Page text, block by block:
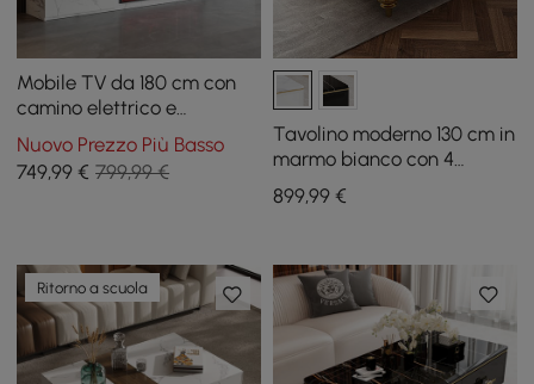
Mobile TV da 180 cm con
camino elettrico e
impiallacciatura effetto
marmo con 2 cassetti
Nuovo Prezzo Più Basso
749,99 € 799,99 €
Tavolino moderno 130 cm in
marmo bianco con 4
cassetti
899,99€
Ritorno a scuola